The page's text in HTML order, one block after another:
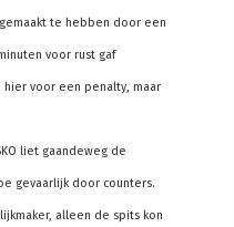
te hebben door een
voor rust gaf
voor een penalty, maar
liet gaandeweg de
gevaarlijk door counters.
alleen de spits kon